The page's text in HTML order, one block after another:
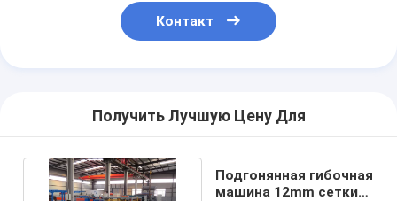
Контакт
Получить Лучшую Цену Для
Подгонянная гибочная
машина 12mm сетки